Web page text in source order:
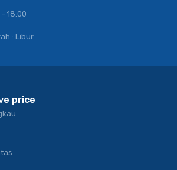
18.00
price